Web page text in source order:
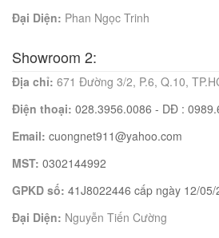
Đại Diện: Phan Ngọc Trinh
Showroom 2:
Địa chỉ: 671 Đường 3/2, P.6, Q.10,
Điện thoại: 028.3956.0086 - DĐ :
Email: cuongnet911@yahoo.com
MST: 0302144992
GPKD số: 41J8022446 cấp ngày 12/05/
Đại Diện: Nguyễn Tiến Cường